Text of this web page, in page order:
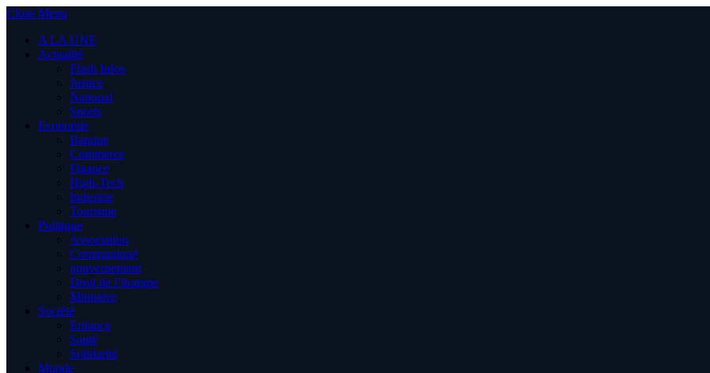
Close Menu
A LA UNE
Actualité
Flash Infos
Justice
National
Sports
Economie
Banque
Commerce
Finance
High-Tech
Industrie
Tourisme
Politique
Association
Communiqué
gouvernement
Droit de l’homme
Ministère
Société
Enfance
Santé
Solidarité
Monde